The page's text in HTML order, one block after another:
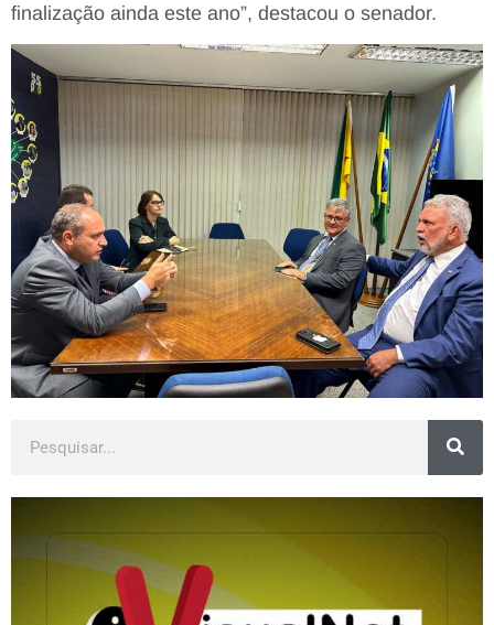
finalização ainda este ano”, destacou o senador.